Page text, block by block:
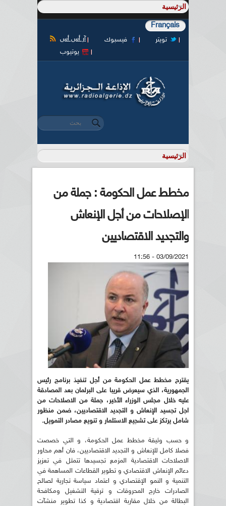
Français
آر أس أس فيسبوك
تويتر
يوتيوب
استمارة البحث
‏بحث ‏
مخطط عمل الحكومة : جملة من
الإصلاحات من أجل الإنعاش
والتجديد الاقتصاديين
03/09/2021 - 11:56
يقترح مخطط عمل الحكومة من أجل تنفيذ برنامج رئيس
الجمهورية، الذي سيعرض قريبا على البرلمان بعد المصادقة
عليه خلال مجلس الوزراء الأخير، جملة من الاصلاحات من
اجل تجسيد الإنعاش و التجديد الاقتصاديين، ضمن منظور
شامل يرتكز على تشجيع الاستثمار و تنويع مصادر التمويل.
و حسب وثيقة مخطط عمل الحكومة، و التي خصصت
فصلا كامل للإنعاش و التجديد الاقتصاديين، فان أهم محاور
الاصلاحات الاقتصادية المزمع تجسيدها تتمثل في تعزيز
دعائم الإنعاش الاقتصادي و تطوير القطاعات المساهمة في
التنمية و النمو الإقتصادي و اعتماد سياسة تجارية لصالح
الصادرات خارج المحروقات و ترقية التشغيل ومكافحة
البطالة من خلال مقاربة اقتصادية و كذا تطوير منشآت